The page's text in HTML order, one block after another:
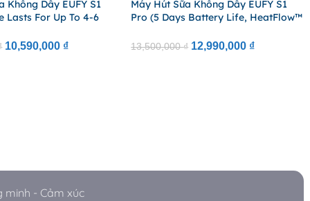
Không Dây EUFY S1
Lasts For Up To 4-6
With 7
10,590,000 ₫
Máy Hút Sữa Không Dây EUFY S1
Pro (5 Days Battery Life, HeatFlow™
Temperature Levels, 35°C–41°C
13,500,000₫ 12,990,000 ₫
minh - Cảm xúc